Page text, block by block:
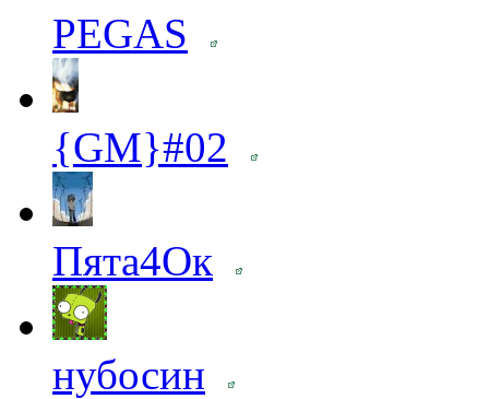
PEGAS
{GM}#02
Пята4Ок
нубосин